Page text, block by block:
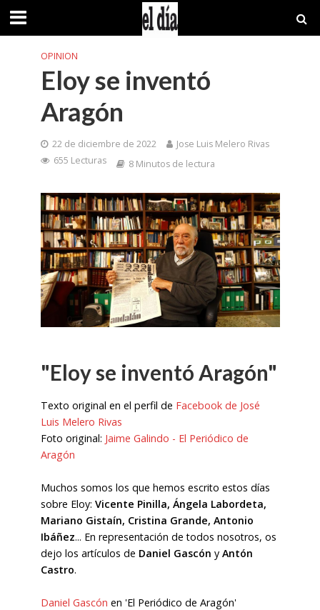
OPINION
Eloy se inventó
Aragón
22 de diciembre de 2022
Jose Luis Melero Rivas
655 Lecturas
8 Minutos de lectura
"Eloy se inventó Aragón"
Texto original en el perfil de Facebook de José
Luis Melero Rivas
Foto original: Jaime Galindo - El Periódico de
Aragón
Muchos somos los que hemos escrito estos días
sobre Eloy: Vicente Pinilla, Ángela Labordeta,
Mariano Gistaín, Cristina Grande, Antonio
Ibáñez... En representación de todos nosotros, os
dejo los artículos de Daniel Gascón y Antón
Castro.
Daniel Gascón en 'El Periódico de Aragón'